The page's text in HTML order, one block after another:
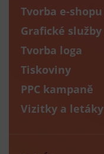
Tvorba e-shopu
Grafické služby
Tvorba loga
Tiskoviny
PPC kampaně
Vizitky a letáky